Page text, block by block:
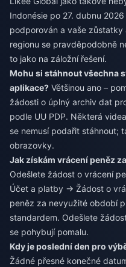
Indonésie po 27. dubnu
podporován a vaše
regionu se pravděpodobně
to jako na záložní řešení.
Mohu si stáhnout všechna
aplikace? Většinou ano –
žádosti o úplný archiv dat
podle UU PDP. Některá
se nemusí podařit stáhnout;
obrazovky.
Jak získám vrácení peněz
Odešlete žádost o vrácení
Účet a platby → Žádost o
peněz za nevyužité období
standardem. Odešlete
se pohybují pomalu.
Kdy je poslední den pro
Žádné přesné konečné